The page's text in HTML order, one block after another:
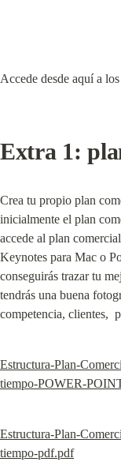
Accede desde aquí a
Extra 1:
Crea tu propio plan
inicialmente el plan
accede al plan
Keynotes para Mac o
conseguirás trazar tu
tendrás una buena
competencia, clientes,
Estructura-Plan-
tiempo-POWER-
Estructura-Plan-
tiempo-pdf.pdf